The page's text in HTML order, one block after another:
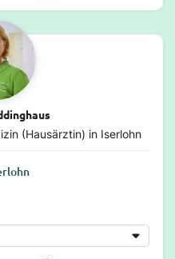
(Hausärztin) in Iserlohn